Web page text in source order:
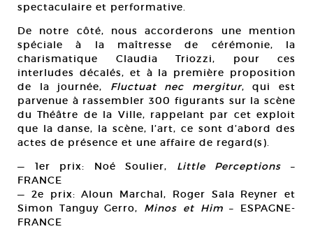
spectaculaire et performative.
De notre côté, nous accorderons une mention
spéciale à la maîtresse de cérémonie, la
charismatique Claudia Triozzi, pour ces
interludes décalés, et à la première proposition
de la journée, Fluctuat nec mergitur, qui est
parvenue à rassembler 300 figurants sur la scène
du Théâtre de la Ville, rappelant par cet exploit
que la danse, la scène, l’art, ce sont d’abord des
actes de présence et une affaire de regard(s).
— 1er prix: Noé Soulier, Little Perceptions –
FRANCE
— 2e prix: Aloun Marchal, Roger Sala Reyner et
Simon Tanguy Gerro, Minos et Him – ESPAGNE-
FRANCE